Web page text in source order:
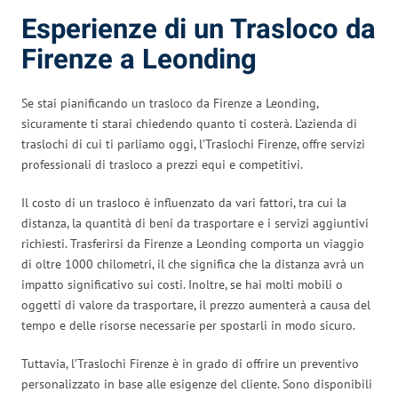
Esperienze di un Trasloco da
Firenze a Leonding
Se stai pianificando un trasloco da Firenze a Leonding,
sicuramente ti starai chiedendo quanto ti costerà. L’azienda di
traslochi di cui ti parliamo oggi, l’Traslochi Firenze, offre servizi
professionali di trasloco a prezzi equi e competitivi.
Il costo di un trasloco è influenzato da vari fattori, tra cui la
distanza, la quantità di beni da trasportare e i servizi aggiuntivi
richiesti. Trasferirsi da Firenze a Leonding comporta un viaggio
di oltre 1000 chilometri, il che significa che la distanza avrà un
impatto significativo sui costi. Inoltre, se hai molti mobili o
oggetti di valore da trasportare, il prezzo aumenterà a causa del
tempo e delle risorse necessarie per spostarli in modo sicuro.
Tuttavia, l’Traslochi Firenze è in grado di offrire un preventivo
personalizzato in base alle esigenze del cliente. Sono disponibili